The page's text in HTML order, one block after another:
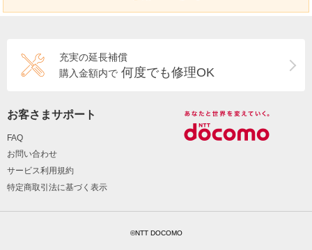
充実の延長補償
購入金額内で 何度でも修理OK
お客さまサポート
FAQ
お問い合わせ
サービス利用規約
特定商取引法に基づく表示
©NTT DOCOMO